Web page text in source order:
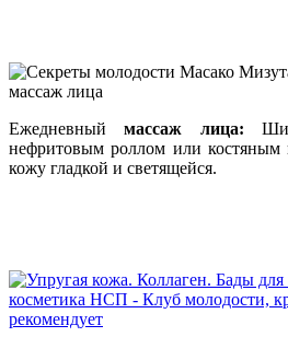
Ежедневныймассаж лица:
нефритовым роллом или костяным
кожу гладкой и светящейся.